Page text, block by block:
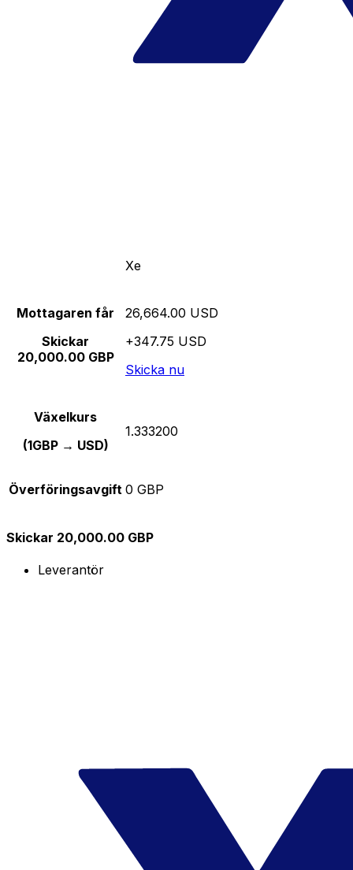
Xe
Mottagaren får
Skickar
20,000.00 GBP
26,664.00 USD
+347.75 USD
Skicka nu
Växelkurs
(1GBP → USD)
1.333200
Överföringsavgift 0 GBP
Skickar 20,000.00 GBP
Leverantör